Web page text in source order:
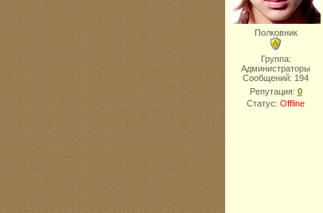
Полковник
Группа:
Администраторы
Сообщений: 194
Репутация: 0
Статус: Offline